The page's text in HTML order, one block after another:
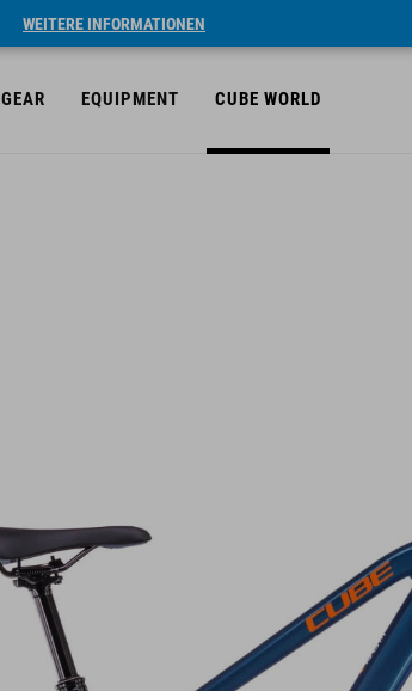
WEITERE INFORMATIONEN
GEAR EQUIPMENT CUBE WORLD